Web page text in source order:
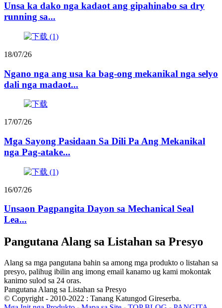
Unsa ka dako nga kadaot ang gipahinabo sa dry
running sa...
18/07/26
Ngano nga ang usa ka bag-ong mekanikal nga selyo
dali nga madaot...
17/07/26
Mga Sayong Pasidaan Sa Dili Pa Ang Mekanikal
nga Pag-atake...
16/07/26
Unsaon Pagpangita Dayon sa Mechanical Seal
Lea...
Pangutana Alang sa Listahan sa Presyo
Alang sa mga pangutana bahin sa among mga produkto o listahan sa
presyo, palihug ibilin ang imong email kanamo ug kami mokontak
kanimo sulod sa 24 oras.
Pangutana Alang sa Listahan sa Presyo
© Copyright - 2010-2022 : Tanang Katungod Gireserba.